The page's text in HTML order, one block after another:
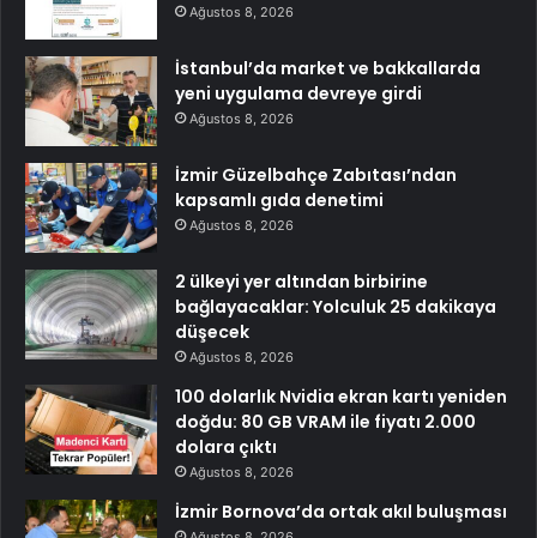
Ağustos 8, 2026
İstanbul’da market ve bakkallarda
yeni uygulama devreye girdi
Ağustos 8, 2026
İzmir Güzelbahçe Zabıtası’ndan
kapsamlı gıda denetimi
Ağustos 8, 2026
2 ülkeyi yer altından birbirine
bağlayacaklar: Yolculuk 25 dakikaya
düşecek
Ağustos 8, 2026
100 dolarlık Nvidia ekran kartı yeniden
doğdu: 80 GB VRAM ile fiyatı 2.000
dolara çıktı
Ağustos 8, 2026
İzmir Bornova’da ortak akıl buluşması